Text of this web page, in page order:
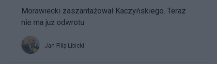
Morawiecki zaszantażował Kaczyńskiego. Teraz
nie ma już odwrotu
Jan Filip Libicki